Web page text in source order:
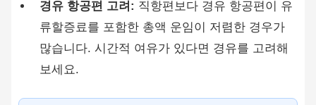
경유 항공편 고려: 직항편보다 경유 항공편이 유
류할증료를 포함한 총액 운임이 저렴한 경우가
많습니다. 시간적 여유가 있다면 경유를 고려해
보세요.